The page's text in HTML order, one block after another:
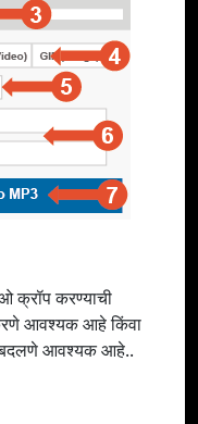
क्रॉप करण्याची
आवश्यक आहे किंवा
बदलणे आवश्यक आहे..